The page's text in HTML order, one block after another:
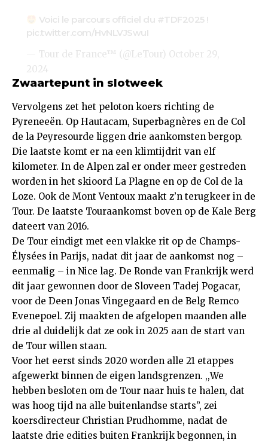
Voici le parcours officiel du #TDF2025 !
pic.twitter.com/HvNLVJSwuI
— Tour de France™ (@LeTour) October 29,
2024
Zwaartepunt in slotweek
Vervolgens zet het peloton koers richting de
Pyreneeën. Op Hautacam, Superbagnères en de Col
de la Peyresourde liggen drie aankomsten bergop.
Die laatste komt er na een klimtijdrit van elf
kilometer. In de Alpen zal er onder meer gestreden
worden in het skioord La Plagne en op de Col de la
Loze. Ook de Mont Ventoux maakt z’n terugkeer in de
Tour. De laatste Touraankomst boven op de Kale Berg
dateert van 2016.
De Tour eindigt met een vlakke rit op de Champs-
Élysées in Parijs, nadat dit jaar de aankomst nog –
eenmalig – in Nice lag. De Ronde van Frankrijk werd
dit jaar gewonnen door de Sloveen Tadej Pogacar,
voor de Deen Jonas Vingegaard en de Belg Remco
Evenepoel. Zij maakten de afgelopen maanden alle
drie al duidelijk dat ze ook in 2025 aan de start van
de Tour willen staan.
Voor het eerst sinds 2020 worden alle 21 etappes
afgewerkt binnen de eigen landsgrenzen. ,,We
hebben besloten om de Tour naar huis te halen, dat
was hoog tijd na alle buitenlandse starts”, zei
koersdirecteur Christian Prudhomme, nadat de
laatste drie edities buiten Frankrijk begonnen, in